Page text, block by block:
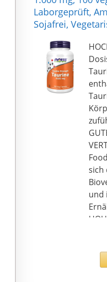
ittel
mit
Laborgeprüft,
Sojafrei,
sich
und